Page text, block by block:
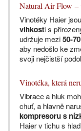
Natural Air Flow –
Vinotéky Haier
vlhkosti s
udržuje mezi50-
aby nedošlo ke
svoji nejčistší
Vinotéka, která
Vibrace a hluk
chuť, a hlavně
kompresoru s
Haier v tichu s